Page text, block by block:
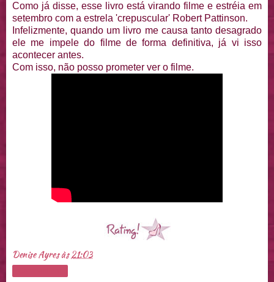
Como já disse, esse livro está virando filme e estréia em
setembro com a estrela 'crepuscular' Robert Pattinson.
Infelizmente, quando um livro me causa tanto desagrado
ele me impele do filme de forma definitiva, já vi isso
acontecer antes.
Com isso, não posso prometer ver o filme.
Denise Ayresàs21:03